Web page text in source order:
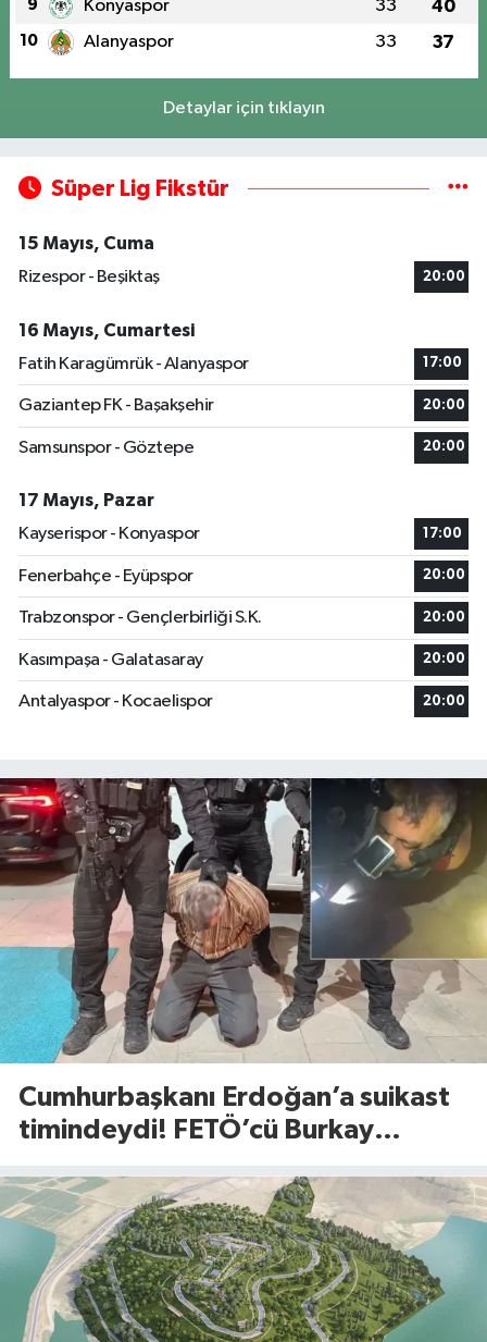
9 Konyaspor 33 40
10 Alanyaspor 33 37
Detaylar için tıklayın
Süper Lig Fikstür
15 Mayıs, Cuma
Rizespor - Beşiktaş
20:00
16 Mayıs, Cumartesi
Fatih Karagümrük - Alanyaspor
17:00
Gaziantep FK - Başakşehir 20:00
Samsunspor - Göztepe 20:00
17 Mayıs, Pazar
Kayserispor - Konyaspor
17:00
Fenerbahçe - Eyüpspor 20:00
Trabzonspor - Gençlerbirliği S.K. 20:00
Kasımpaşa - Galatasaray 20:00
Antalyaspor - Kocaelispor 20:00
Cumhurbaşkanı Erdoğan’a suikast
timindeydi! FETÖ’cü Burkay